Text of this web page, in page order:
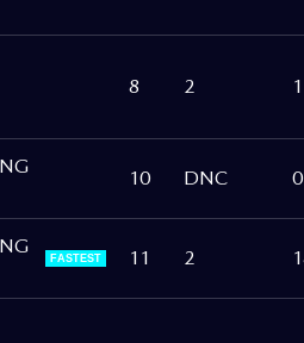
8 2
10 DNC 0
FASTEST 11 2